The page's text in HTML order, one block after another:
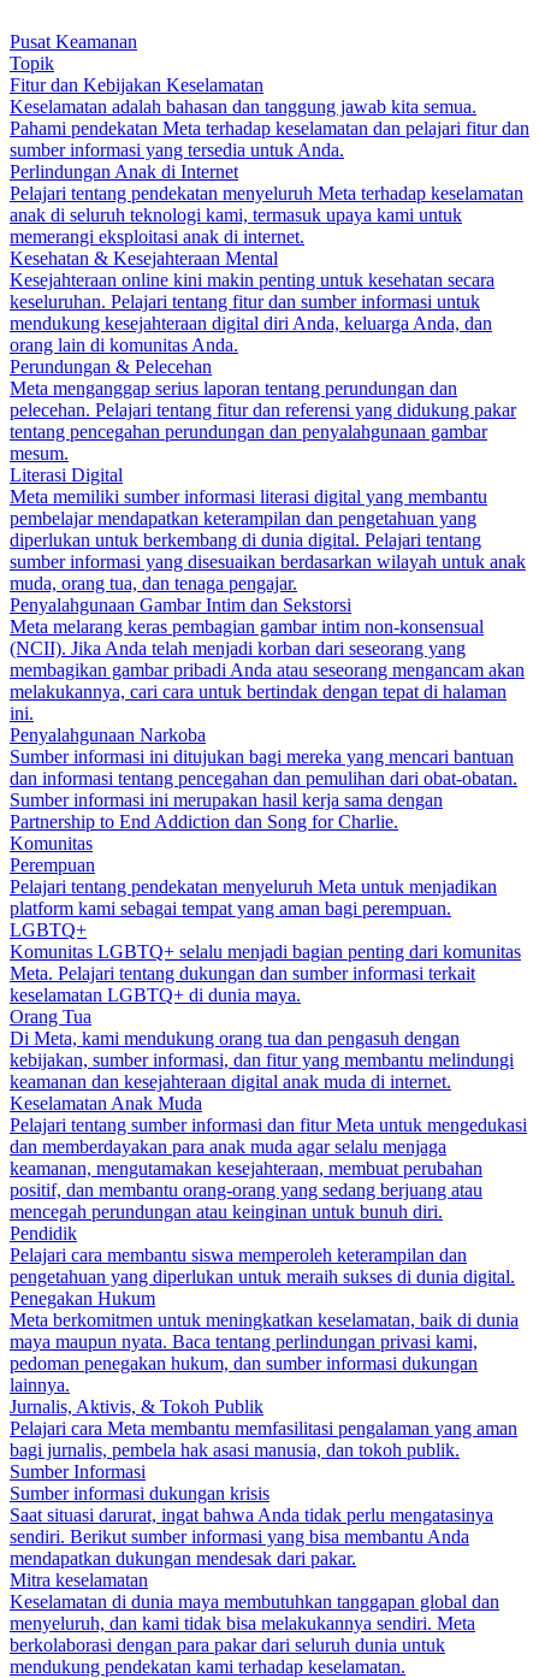
Pusat Keamanan
Topik
Fitur dan Kebijakan Keselamatan
Keselamatan adalah bahasan dan tanggung jawab kita semua.
Pahami pendekatan Meta terhadap keselamatan dan pelajari fitur dan
sumber informasi yang tersedia untuk Anda.
Perlindungan Anak di Internet
Pelajari tentang pendekatan menyeluruh Meta terhadap keselamatan
anak di seluruh teknologi kami, termasuk upaya kami untuk
memerangi eksploitasi anak di internet.
Kesehatan & Kesejahteraan Mental
Kesejahteraan online kini makin penting untuk kesehatan secara
keseluruhan. Pelajari tentang fitur dan sumber informasi untuk
mendukung kesejahteraan digital diri Anda, keluarga Anda, dan
orang lain di komunitas Anda.
Perundungan & Pelecehan
Meta menganggap serius laporan tentang perundungan dan
pelecehan. Pelajari tentang fitur dan referensi yang didukung pakar
tentang pencegahan perundungan dan penyalahgunaan gambar
mesum.
Literasi Digital
Meta memiliki sumber informasi literasi digital yang membantu
pembelajar mendapatkan keterampilan dan pengetahuan yang
diperlukan untuk berkembang di dunia digital. Pelajari tentang
sumber informasi yang disesuaikan berdasarkan wilayah untuk anak
muda, orang tua, dan tenaga pengajar.
Penyalahgunaan Gambar Intim dan Sekstorsi
Meta melarang keras pembagian gambar intim non-konsensual
(NCII). Jika Anda telah menjadi korban dari seseorang yang
membagikan gambar pribadi Anda atau seseorang mengancam akan
melakukannya, cari cara untuk bertindak dengan tepat di halaman
ini.
Penyalahgunaan Narkoba
Sumber informasi ini ditujukan bagi mereka yang mencari bantuan
dan informasi tentang pencegahan dan pemulihan dari obat-obatan.
Sumber informasi ini merupakan hasil kerja sama dengan
Partnership to End Addiction dan Song for Charlie.
Komunitas
Perempuan
Pelajari tentang pendekatan menyeluruh Meta untuk menjadikan
platform kami sebagai tempat yang aman bagi perempuan.
LGBTQ+
Komunitas LGBTQ+ selalu menjadi bagian penting dari komunitas
Meta. Pelajari tentang dukungan dan sumber informasi terkait
keselamatan LGBTQ+ di dunia maya.
Orang Tua
Di Meta, kami mendukung orang tua dan pengasuh dengan
kebijakan, sumber informasi, dan fitur yang membantu melindungi
keamanan dan kesejahteraan digital anak muda di internet.
Keselamatan Anak Muda
Pelajari tentang sumber informasi dan fitur Meta untuk mengedukasi
dan memberdayakan para anak muda agar selalu menjaga
keamanan, mengutamakan kesejahteraan, membuat perubahan
positif, dan membantu orang-orang yang sedang berjuang atau
mencegah perundungan atau keinginan untuk bunuh diri.
Pendidik
Pelajari cara membantu siswa memperoleh keterampilan dan
pengetahuan yang diperlukan untuk meraih sukses di dunia digital.
Penegakan Hukum
Meta berkomitmen untuk meningkatkan keselamatan, baik di dunia
maya maupun nyata. Baca tentang perlindungan privasi kami,
pedoman penegakan hukum, dan sumber informasi dukungan
lainnya.
Jurnalis, Aktivis, & Tokoh Publik
Pelajari cara Meta membantu memfasilitasi pengalaman yang aman
bagi jurnalis, pembela hak asasi manusia, dan tokoh publik.
Sumber Informasi
Sumber informasi dukungan krisis
Saat situasi darurat, ingat bahwa Anda tidak perlu mengatasinya
sendiri. Berikut sumber informasi yang bisa membantu Anda
mendapatkan dukungan mendesak dari pakar.
Mitra keselamatan
Keselamatan di dunia maya membutuhkan tanggapan global dan
menyeluruh, dan kami tidak bisa melakukannya sendiri. Meta
berkolaborasi dengan para pakar dari seluruh dunia untuk
mendukung pendekatan kami terhadap keselamatan.